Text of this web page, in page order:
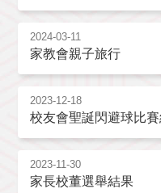
2024-03-11
家教會親子旅行
2023-12-18
校友會聖誕閃避球比
2023-11-30
家長校董選舉結果